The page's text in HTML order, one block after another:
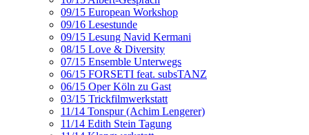
09/15 European Workshop
09/16 Lesestunde
09/15 Lesung Navid Kermani
08/15 Love & Diversity
07/15 Ensemble Unterwegs
06/15 FORSETI feat. subsTANZ
06/15 Oper Köln zu Gast
03/15 Trickfilmwerkstatt
11/14 Tonspur (Achim Lengerer)
11/14 Edith Stein Tagung